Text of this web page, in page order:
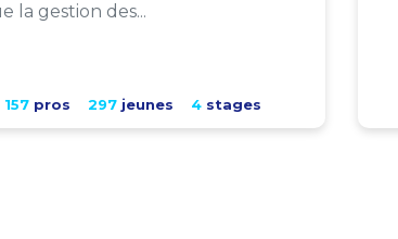
la gestion des...
157pros 297jeunes 4stages